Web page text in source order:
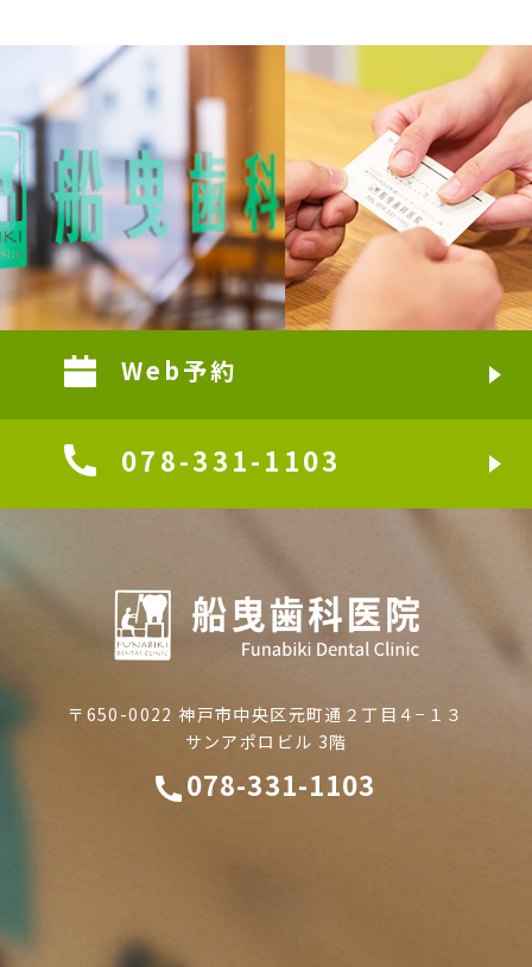
Web予約
078-331-1103
〒650-0022 神戸市中央区元町通２丁目４−１３
サンアポロビル 3階
078-331-1103